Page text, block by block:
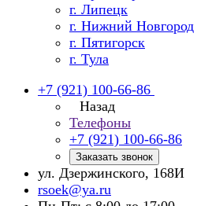
г. Липецк
г. Нижний Новгород
г. Пятигорск
г. Тула
+7 (921) 100-66-86
Назад
Телефоны
+7 (921) 100-66-86
Заказать звонок
ул. Дзержинского, 168И
rsoek@ya.ru